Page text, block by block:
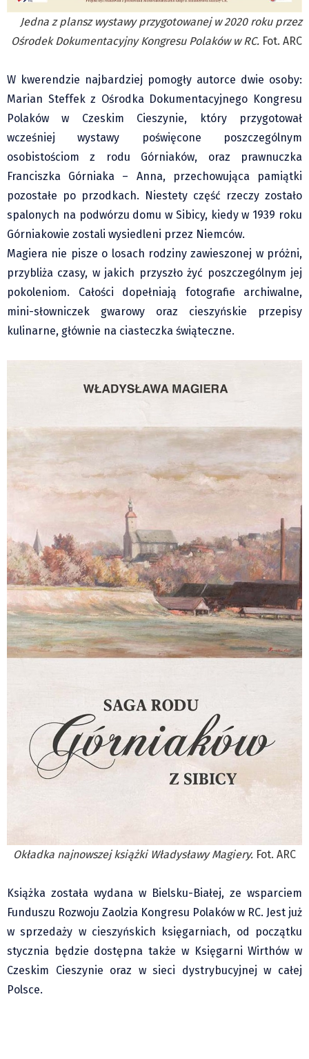
Jedna z plansz wystawy przygotowanej w 2020 roku przez
Ośrodek Dokumentacyjny Kongresu Polaków w RC. Fot. ARC
W kwerendzie najbardziej pomogły autorce dwie osoby:
Marian Steffek z Ośrodka Dokumentacyjnego Kongresu
Polaków w Czeskim Cieszynie, który przygotował
wcześniej wystawy poświęcone poszczególnym
osobistościom z rodu Górniaków, oraz prawnuczka
Franciszka Górniaka – Anna, przechowująca pamiątki
pozostałe po przodkach. Niestety część rzeczy zostało
spalonych na podwórzu domu w Sibicy, kiedy w 1939 roku
Górniakowie zostali wysiedleni przez Niemców.
Magiera nie pisze o losach rodziny zawieszonej w próżni,
przybliża czasy, w jakich przyszło żyć poszczególnym jej
pokoleniom. Całości dopełniają fotografie archiwalne,
mini-słowniczek gwarowy oraz cieszyńskie przepisy
kulinarne, głównie na ciasteczka świąteczne.
Okładka najnowszej książki Władysławy Magiery. Fot. ARC
Książka została wydana w Bielsku-Białej, ze wsparciem
Funduszu Rozwoju Zaolzia Kongresu Polaków w RC. Jest już
w sprzedaży w cieszyńskich księgarniach, od początku
stycznia będzie dostępna także w Księgarni Wirthów w
Czeskim Cieszynie oraz w sieci dystrybucyjnej w całej
Polsce.
Chance Liga Narodowa: Nasze zespoły ze
zmiennym szczęściem....